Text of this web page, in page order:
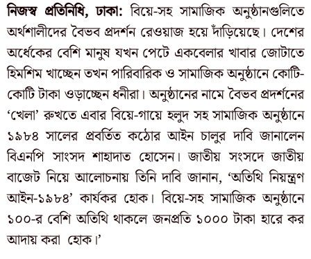
নিজস্ব প্রতিনিধি, ঢাকা: বিয়ে-সহ সামাজিক অনুষ্ঠানগুলিতে
অর্থশালীদের বৈভব প্রদর্শন রেওয়াজ হয়ে দাঁড়িয়েছে। দেশের
অর্ধেকের বেশি মানুষ যখন পেটে একবেলার খাবার জোটাতে
হিমশিম খাচ্ছেন তখন পারিবারিক ও সামাজিক অনুষ্ঠানে কোটি-
কোটি টাকা ওড়াচ্ছেন ধনীরা। অনুষ্ঠানের নামে বৈভব প্রদর্শনের
‘খেলা’ রুখতে এবার বিয়ে-গায়ে হলুদ সহ সামাজিক অনুষ্ঠানে
১৯৮৪ সালের প্রবর্তিত কঠোর আইন চালুর দাবি জানালেন
বিএনপি সাংসদ শাহাদাত হোসেন। জাতীয় সংসদে জাতীয়
বাজেট নিয়ে আলোচনায় তিনি দাবি জানান, ‘অতিথি নিয়ন্ত্রণ
আইন-১৯৮৪’ কার্যকর হোক। বিয়ে-সহ সামাজিক অনুষ্ঠানে
১০০-র বেশি অতিথি থাকলে জনপ্রতি ১০০০ টাকা হারে কর
আদায় করা হোক।’